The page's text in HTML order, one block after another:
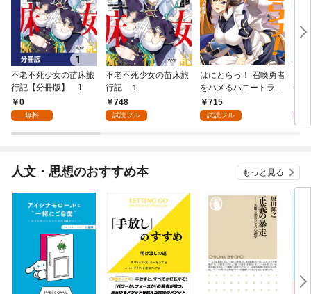
不老不死少女の苗床旅
行記【分冊版】 1
0
無料
不老不死少女の苗床旅
行記 １
748
試読フル
はにとらっ！ 召喚勇者
をハメるハニートラッ
プ包囲網 1
715
試読フル
年9
人文・思想のおすすめ本 もっと見る